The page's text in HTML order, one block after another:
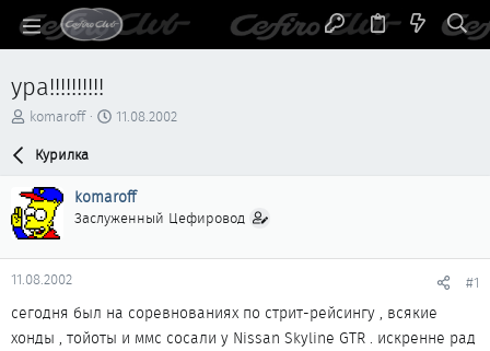
ура!!!!!!!!!!
А
р
т
е
м
ы
komaroff
Д
н
а
а
11.08.2002
Курилка
komaroff
Заслуженный Цефировод
11.08.2002 #1
сегодня был на соревнованиях по стрит-рейсингу , всякие
хонды , тойоты и ммс сосали у Nissan Skyline GTR . искренне рад